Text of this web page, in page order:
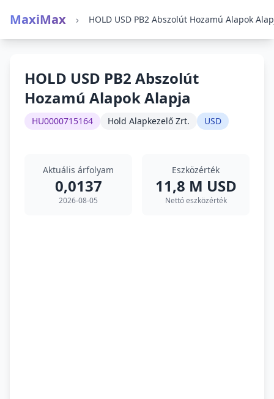
MaxiMax › HOLD USD PB2 Abszolút Hozamú Alapok
HOLD USD PB2 Abszolút
Hozamú Alapok Alapja
HU0000715164 Hold Alapkezelő Zrt. USD
Aktuális árfolyam
0,0137
2026-08-05
Eszközérték
11,8 M USD
Nettó eszközérték